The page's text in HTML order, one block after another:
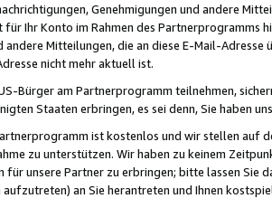
Genehmigungen und andere
Ihr Konto im Rahmen des Partnerprogramms
andere Mitteilungen, die an diese E-Mail-
nicht mehr aktuell ist.
Bürger am Partnerprogramm teilnehmen,
Staaten erbringen, es sei denn, Sie haben
ist kostenlos und wir stellen auf
zu unterstützen. Wir haben zu keinem
für unsere Partner zu erbringen; bitte lassen Sie
aufzutreten) an Sie herantreten und Ihnen